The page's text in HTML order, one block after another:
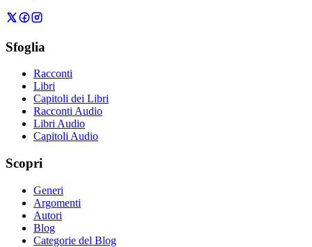
Sfoglia
Racconti
Libri
Capitoli dei Libri
Racconti Audio
Libri Audio
Capitoli Audio
Scopri
Generi
Argomenti
Autori
Blog
Categorie del Blog